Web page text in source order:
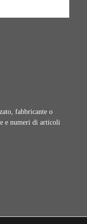
fabbricante o
e numeri di articoli